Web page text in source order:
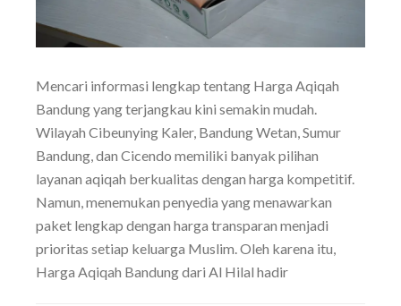
Mencari informasi lengkap tentang Harga Aqiqah
Bandung yang terjangkau kini semakin mudah.
Wilayah Cibeunying Kaler, Bandung Wetan, Sumur
Bandung, dan Cicendo memiliki banyak pilihan
layanan aqiqah berkualitas dengan harga kompetitif.
Namun, menemukan penyedia yang menawarkan
paket lengkap dengan harga transparan menjadi
prioritas setiap keluarga Muslim. Oleh karena itu,
Harga Aqiqah Bandung dari Al Hilal hadir